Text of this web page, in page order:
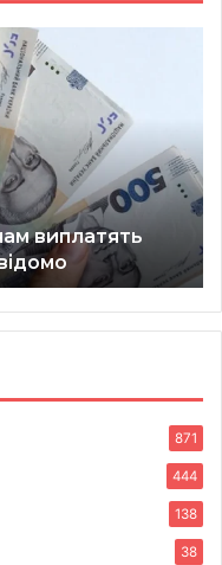
виплатять
871
444
138
38